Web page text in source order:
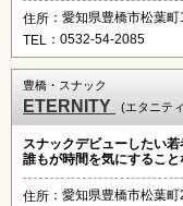
住所 ：愛知県豊橋市松葉
TEL ：0532-54-2085
豊橋・スナック
ETERNITY (エタニテ
スナックデビューしたい
誰もが時間を気にすること
住所 ：愛知県豊橋市松葉